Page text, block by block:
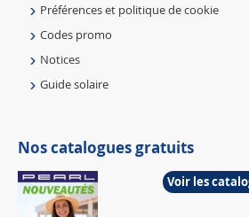
Préférences et politique de cookie
Codes promo
Notices
Guide solaire
Nos catalogues gratuits
Voir les